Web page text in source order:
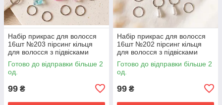
Набір прикрас для волосся
16шт №203 пірсинг кільця
для волосся з підвісками
Готово до відправки більше 2
од.
99 ₴
Набір прикрас для волосся
16шт №202 пірсинг кільця
для волосся з підвісками
Готово до відправки більше 2
од.
99 ₴